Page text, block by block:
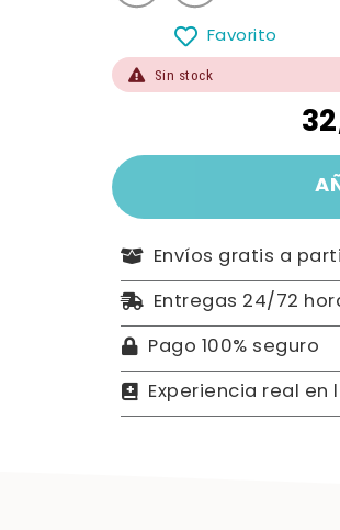
Favorito
Sin stock
Envíos gratis a
Entregas 24/72
Pago 100% seguro
Experiencia real en